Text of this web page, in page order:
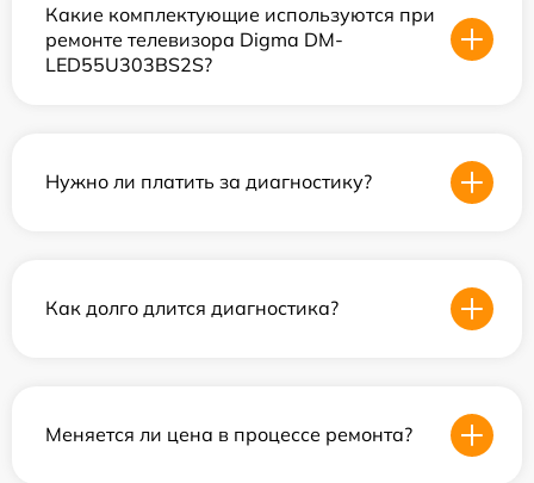
Какие комплектующие используются при
ремонте телевизора Digma DM-
LED55U303BS2S?
Нужно ли платить за диагностику?
Как долго длится диагностика?
Меняется ли цена в процессе ремонта?